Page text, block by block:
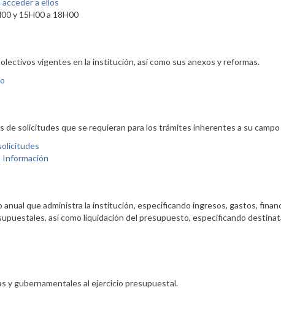
a ellos
y 15H00 a 18H00
vigentes en la institución, así como sus anexos y reformas.
de solicitudes que se requieran para los trámites inherentes a su campo
Información
que administra la institución, especificando ingresos, gastos,
así como liquidación del presupuesto, especificando
y gubernamentales al ejercicio presupuestal.